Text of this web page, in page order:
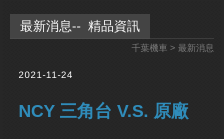
最新消息-- 精品資訊
千葉機車 > 最新消息
2021-11-24
NCY 三角台 V.S. 原廠